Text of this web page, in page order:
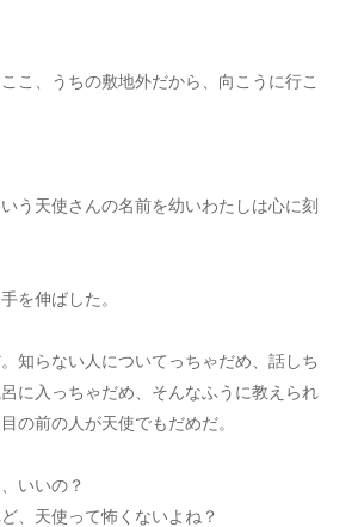
こ、うちの敷地外だから、向こうに行こ
う天使さんの名前を幼いわたしは心に刻
を伸ばした。
知らない人についてっちゃだめ、話しち
に入っちゃだめ、そんなふうに教えられ
の前の人が天使でもだめだ。
いいの？
、天使って怖くないよね？